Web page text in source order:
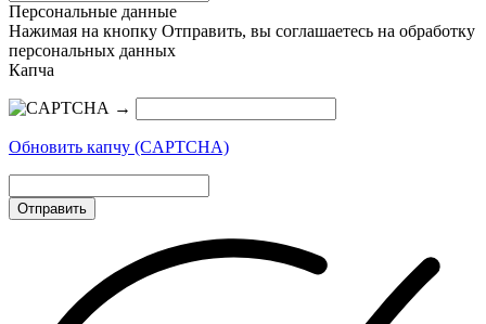
Персональные данные
Нажимая на кнопку Отправить, вы соглашаетесь на обработку
персональных данных
Капча
→
Обновить капчу (CAPTCHA)
Отправить